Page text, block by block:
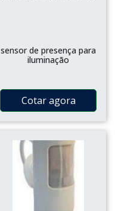
sensor de presença para
iluminação
Cotar agora